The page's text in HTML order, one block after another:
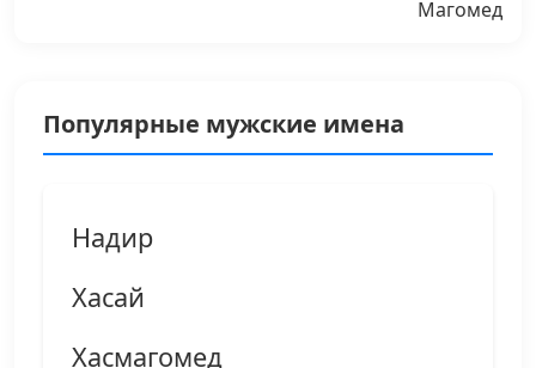
Магомед
Популярные мужские имена
Надир
Хасай
Хасмагомед